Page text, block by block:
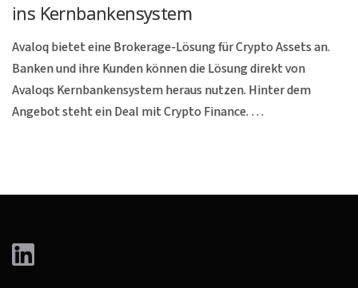
ins Kernbankensystem
Avaloq bietet eine Brokerage-Lösung für Crypto Assets an.
Banken und ihre Kunden können die Lösung direkt von
Avaloqs Kernbankensystem heraus nutzen. Hinter dem
Angebot steht ein Deal mit Crypto Finance. …